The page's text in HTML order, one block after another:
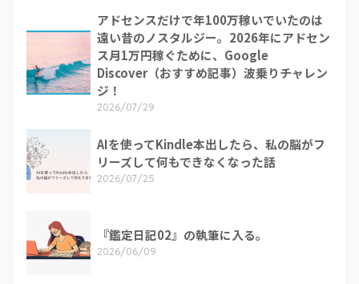
アドセンスだけで年100万稼いでいたのは
遠い昔のノスタルジー。2026年にアドセン
ス月1万円稼ぐために、Google
Discover（おすすめ記事）波乗りチャレン
ジ！
2026/07/29
AIを使ってKindle本出したら、私の脳がフ
リーズして何もできなくなった話
2026/07/25
『鑑定日記02』の執筆に入る。
2026/06/09